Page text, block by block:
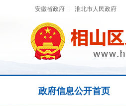
安徽省政府 淮北市人民政府
政府信息公开首页